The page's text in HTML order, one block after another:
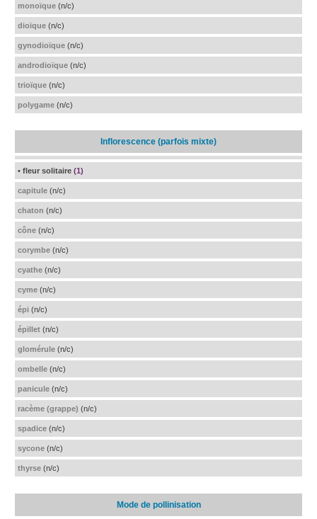
monoïque (n/c)
dioïque (n/c)
gynodioïque (n/c)
androdioïque (n/c)
trioïque (n/c)
polygame (n/c)
Inflorescence (parfois mixte)
• fleur solitaire (1)
capitule (n/c)
chaton (n/c)
cône (n/c)
corymbe (n/c)
cyathe (n/c)
cyme (n/c)
épi (n/c)
épillet (n/c)
glomérule (n/c)
ombelle (n/c)
panicule (n/c)
racème (grappe) (n/c)
spadice (n/c)
sycone (n/c)
thyrse (n/c)
Mode de pollinisation